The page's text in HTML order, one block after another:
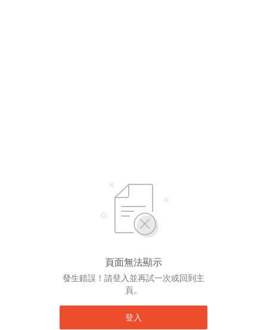
頁面無法顯示
發生錯誤！請登入並再試一次或回到主
頁。
登入